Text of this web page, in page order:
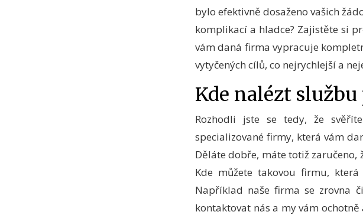
bylo efektivně dosaženo vašich
komplikací a hladce? Zajistěte si
vám daná firma vypracuje
vytyčených cílů, co nejrychlejší a
Kde nalézt
Rozhodli jste se tedy, že
specializované firmy, která vám
Děláte dobře, máte totiž zaručeno,
Kde můžete takovou firmu,
Například naše firma se zrovna
kontaktovat nás a my vám